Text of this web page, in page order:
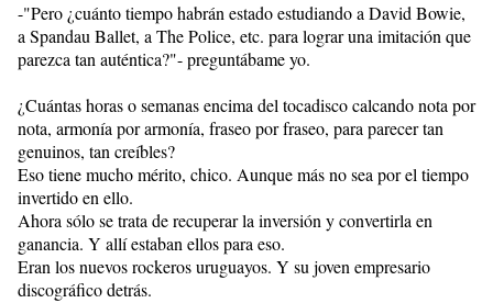
-"Pero ¿cuánto tiempo habrán estado estudiando a David Bowie,
a Spandau Ballet, a The Police, etc. para lograr una imitación que
parezca tan auténtica?"- preguntábame yo.
¿Cuántas horas o semanas encima del tocadisco calcando nota por
nota, armonía por armonía, fraseo por fraseo, para parecer tan
genuinos, tan creíbles?
Eso tiene mucho mérito, chico. Aunque más no sea por el tiempo
invertido en ello.
Ahora sólo se trata de recuperar la inversión y convertirla en
ganancia. Y allí estaban ellos para eso.
Eran los nuevos rockeros uruguayos. Y su joven empresario
discográfico detrás.